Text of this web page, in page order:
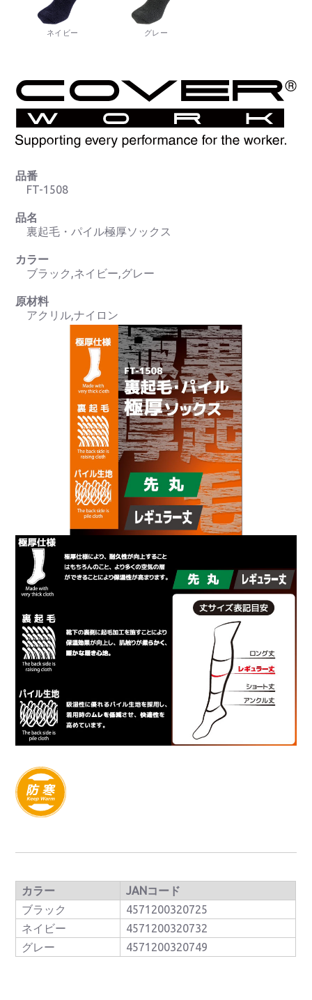
ネイビー グレー
品番
FT-1508
品名
裏起毛・パイル極厚ソックス
カラー
ブラック,ネイビー,グレー
原材料
アクリル,ナイロン
カラー
JANコード
ブラック
4571200320725
ネイビー
4571200320732
グレー
4571200320749